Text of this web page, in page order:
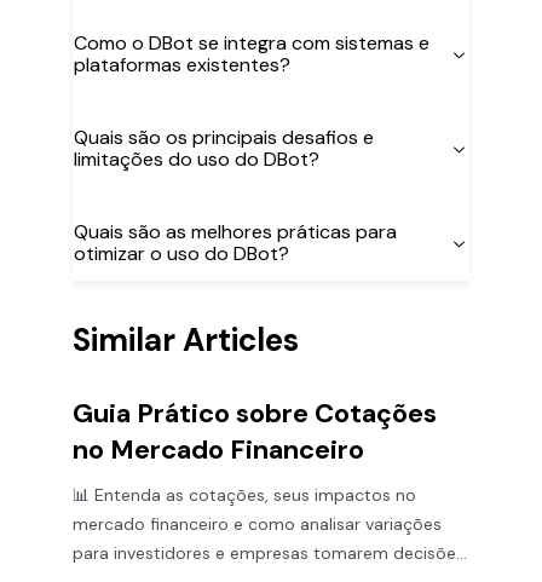
Como o DBot se integra com sistemas e
plataformas existentes?
Quais são os principais desafios e
limitações do uso do DBot?
Quais são as melhores práticas para
otimizar o uso do DBot?
Similar Articles
Guia Prático sobre Cotações
no Mercado Financeiro
📊 Entenda as cotações, seus impactos no
mercado financeiro e como analisar variações
para investidores e empresas tomarem decisões